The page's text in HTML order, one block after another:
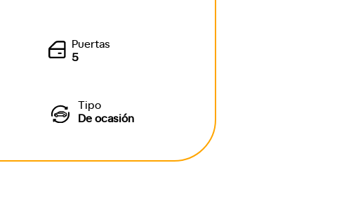
Puertas
5
Tipo
De ocasión